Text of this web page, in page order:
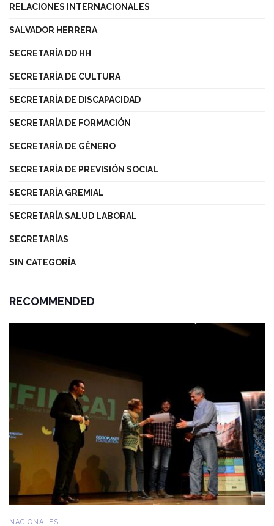
RELACIONES INTERNACIONALES
SALVADOR HERRERA
SECRETARÍA DD HH
SECRETARÍA DE CULTURA
SECRETARÍA DE DISCAPACIDAD
SECRETARÍA DE FORMACIÓN
SECRETARÍA DE GÉNERO
SECRETARÍA DE PREVISIÓN SOCIAL
SECRETARÍA GREMIAL
SECRETARÍA SALUD LABORAL
SECRETARÍAS
SIN CATEGORÍA
RECOMMENDED
NACIONALES